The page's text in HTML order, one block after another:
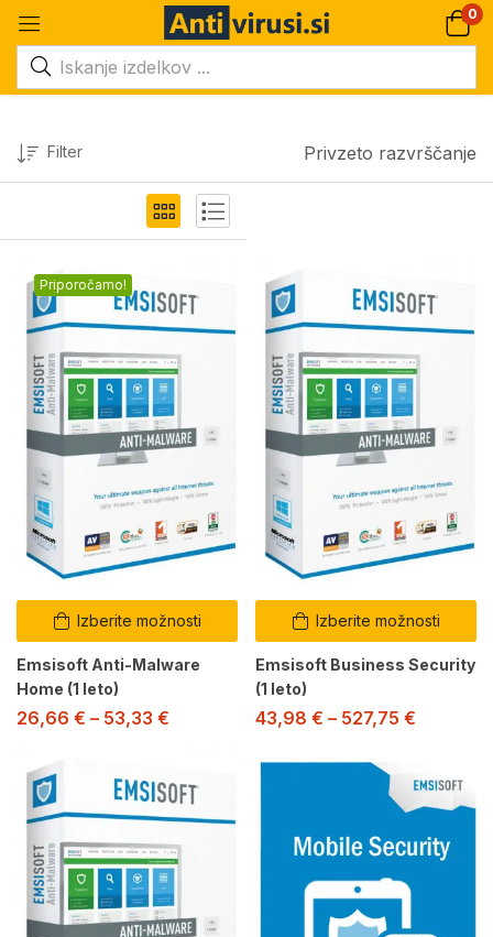
0
Filter Privzeto razvrščanje
Izberite možnosti
Priporočamo!
Emsisoft Anti-Malware
Home (1 leto)
26,66 € – 53,33 €
Izberite možnosti
Emsisoft Business Security
(1 leto)
43,98 € – 527,75 €